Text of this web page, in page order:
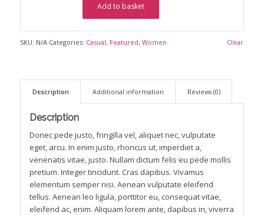
Clear
Add to basket
SKU: N/A Categories: Casual, Featured, Women
Description Additional information Reviews (0)
Description
Donec pede justo, fringilla vel, aliquet nec, vulputate
eget, arcu. In enim justo, rhoncus ut, imperdiet a,
venenatis vitae, justo. Nullam dictum felis eu pede mollis
pretium. Integer tincidunt. Cras dapibus. Vivamus
elementum semper nisi. Aenean vulputate eleifend
tellus. Aenean leo ligula, porttitor eu, consequat vitae,
eleifend ac, enim. Aliquam lorem ante, dapibus in, viverra